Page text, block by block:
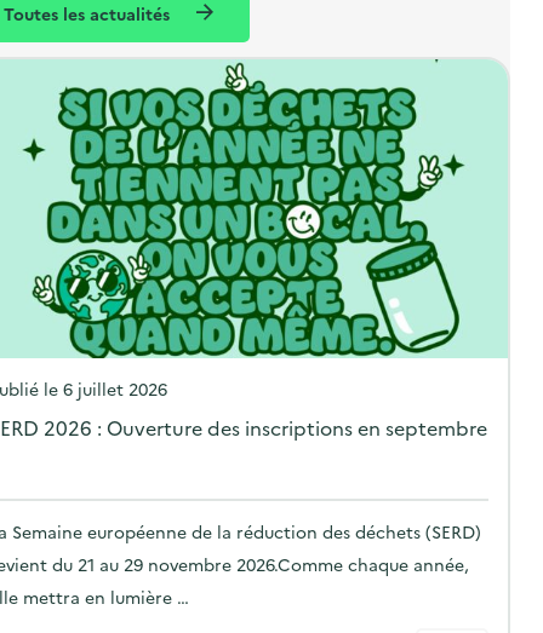
e
n
t
s
Toutes les actualités
2026 : Ouverture des inscriptions en septembre
leP
o
6 juillet 2026
Semaine européenne de la réduction des déchets (SERD)
du 21 au 29 novembre 2026.Comme chaque année,
mettra en lumière …